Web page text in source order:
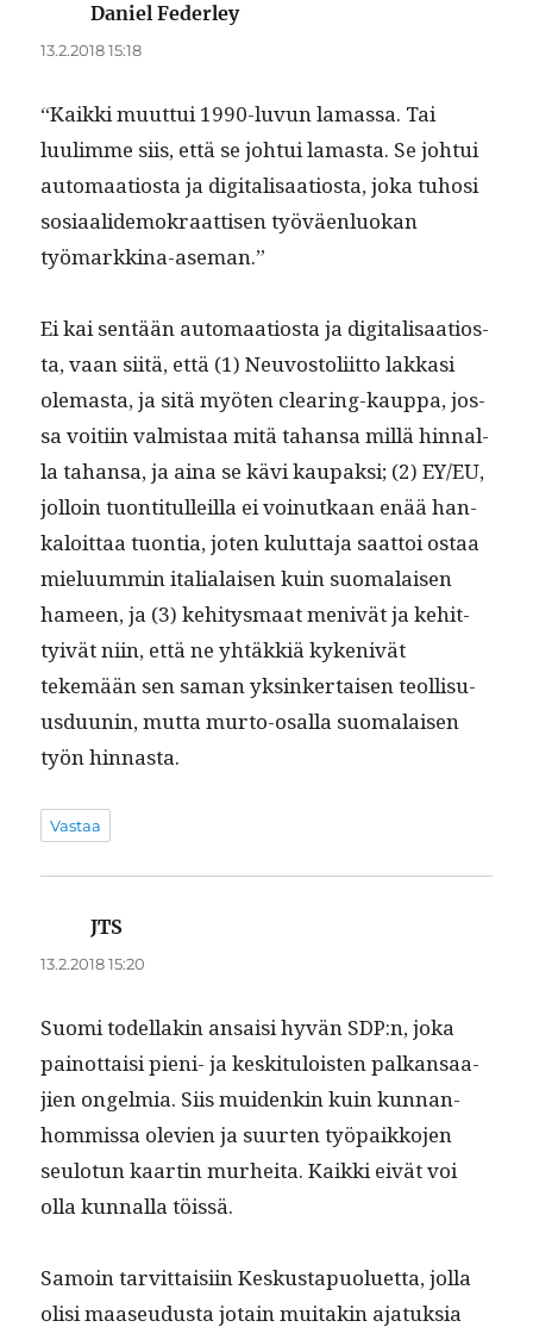
Daniel Federleysanoo:
13.2.2018 15:18
“Kaik­ki muut­tui 1990-luvun lamas­sa. Tai
luulimme siis, että se joh­tui lamas­ta. Se joh­tui
automaa­tios­ta ja dig­i­tal­isaa­tios­ta, joka tuhosi
sosi­aalidemokraat­tisen työväen­lu­okan
työmarkkina-aseman.”
Ei kai sen­tään automaa­tios­ta ja dig­i­tal­isaa­tios­
ta, vaan siitä, että (1) Neu­vos­toli­it­to lakkasi
ole­mas­ta, ja sitä myöten clear­ing-kaup­pa, jos­
sa voiti­in valmis­taa mitä tahansa mil­lä hin­nal­
la tahansa, ja aina se kävi kau­pak­si; (2) EY/EU,
jol­loin tuon­ti­t­ulleil­la ei voin­utkaan enää han­
kaloit­taa tuon­tia, joten kulut­ta­ja saat­toi ostaa
mielu­um­min ital­ialaisen kuin suo­ma­laisen
hameen, ja (3) kehi­tys­maat menivät ja kehit­
tyivät niin, että ne yhtäkkiä kykenivät
tekemään sen saman yksinker­taisen teol­lisu­
us­du­unin, mut­ta mur­to-osal­la suo­ma­laisen
työn hinnasta.
Vastaa
JTS
13.2.2018 15:20
Suo­mi todel­lakin ansaisi hyvän SDP:n, joka
pain­ot­taisi pieni- ja keski­t­u­lois­t­en palka­nsaa­
jien ongelmia. Siis muidenkin kuin kun­nan­
hom­mis­sa ole­vien ja suurten työ­paikko­jen
seu­lo­tun kaartin murhei­ta. Kaik­ki eivät voi
olla kun­nal­la töissä.
Samoin tarvit­taisi­in Keskustapuoluet­ta, jol­la
olisi maaseudus­ta jotain muitakin ajatuk­sia